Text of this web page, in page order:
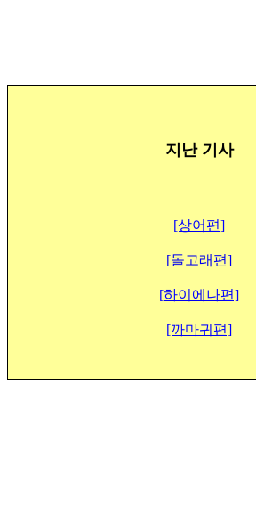
지난 기사
[상어편]
[돌고래편]
[하이에나편]
[까마귀편]